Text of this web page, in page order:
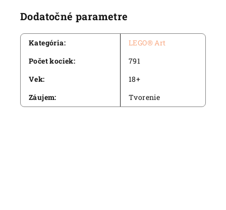
Dodatočné parametre
Kategória:
LEGO® Art
Počet kociek:
791
Vek:
18+
Záujem: Tvorenie